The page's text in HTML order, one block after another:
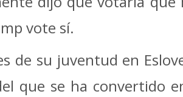
vote sí.
de su juventud en
que se ha convertido